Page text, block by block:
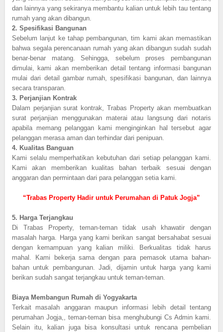
dan lainnya yang sekiranya membantu kalian untuk lebih tau tentang
rumah yang akan dibangun.
2. Spesifikasi Bangunan
Sebelum lanjut ke tahap pembangunan, tim kami akan memastikan
bahwa segala perencanaan rumah yang akan dibangun sudah sudah
benar-benar matang. Sehingga, sebelum proses pembangunan
dimulai, kami akan memberikan detail tentang informasi bangunan
mulai dari detail gambar rumah, spesifikasi bangunan, dan lainnya
secara transparan.
3. Perjanjian Kontrak
Dalam perjanjian surat kontrak, Trabas Property akan membuatkan
surat perjanjian menggunakan materai atau langsung dari notaris
apabila memang pelanggan kami menginginkan hal tersebut agar
pelanggan merasa aman dan terhindar dari penipuan.
4. Kualitas Banguan
Kami selalu memperhatikan kebutuhan dari setiap pelanggan kami.
Kami akan memberikan kualitas bahan terbaik sesuai dengan
anggaran dan permintaan dari para pelanggan setia kami.
“Trabas Property Hadir untuk Perumahan di Patuk Jogja”
5. Harga Terjangkau
Di Trabas Property, teman-teman tidak usah khawatir dengan
masalah harga. Harga yang kami berikan sangat bersahabat sesuai
dengan kemampuan yang kalian miliki. Berkualitas tidak harus
mahal. Kami bekerja sama dengan para pemasok utama bahan-
bahan untuk pembangunan. Jadi, dijamin untuk harga yang kami
berikan sudah sangat terjangkau untuk teman-teman.
Biaya Membangun Rumah di Yogyakarta
Terkait masalah anggaran maupun informasi lebih detail tentang
perumahan Jogja,, teman-teman bisa menghubungi Cs Admin kami.
Selain itu, kalian juga bisa konsultasi untuk rencana pembelian